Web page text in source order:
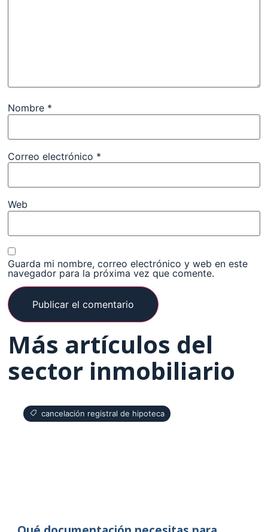
Nombre *
Correo electrónico *
Web
Guarda mi nombre, correo electrónico y web en este
navegador para la próxima vez que comente.
Más artículos del
sector inmobiliario
cancelación registral de hipoteca